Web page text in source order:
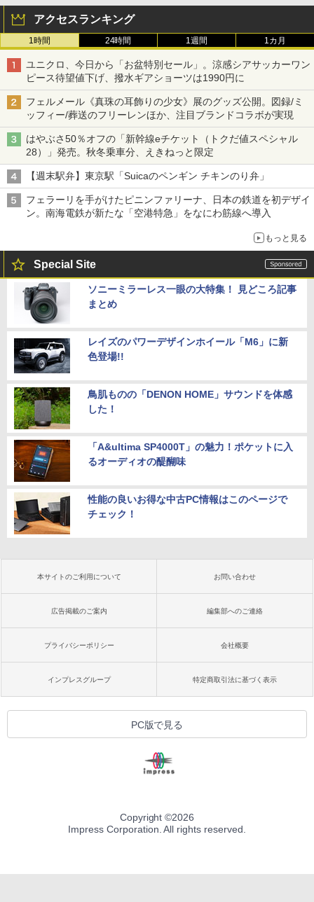
アクセスランキング
1時間 24時間 1週間 1カ月
ユニクロ、今日から「お盆特別セール」。涼感シアサッカーワン
ピース待望値下げ、撥水ギアショーツは1990円に
フェルメール《真珠の耳飾りの少女》展のグッズ公開。図録/ミ
ッフィー/葬送のフリーレンほか、注目ブランドコラボが実現
はやぶさ50％オフの「新幹線eチケット（トクだ値スペシャル
28）」発売。秋冬乗車分、えきねっと限定
【週末駅弁】東京駅「Suicaのペンギン チキンのり弁」
フェラーリを手がけたピニンファリーナ、日本の鉄道を初デザイ
ン。南海電鉄が新たな「空港特急」をなにわ筋線へ導入
もっと見る
Special Site
ソニーミラーレス一眼の大特集！ 見どころ記事
まとめ
レイズのパワーデザインホイール「M6」に新
色登場!!
鳥肌ものの「DENON HOME」サウンドを体感
した！
「A&ultima SP4000T」の魅力！ポケットに入
るオーディオの醍醐味
性能の良いお得な中古PC情報はこのページで
チェック！
本サイトのご利用について お問い合わせ
広告掲載のご案内 編集部へのご連絡
プライバシーポリシー 会社概要
インプレスグループ 特定商取引法に基づく表示
PC版で見る
Copyright ©2026
Impress Corporation. All rights reserved.